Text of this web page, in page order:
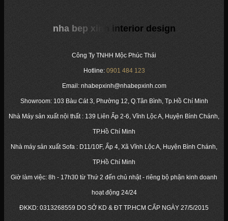
nha bep xinh interior design
Công Ty TNHH Mộc Phúc Thái
Hotline: 0901 484 123
Email: nhabepxinh@nhabepxinh.com
Showroom: 103 Bàu Cát 3, Phường 12, Q.Tân Bình, Tp.Hồ Chí Minh
Nhà Máy sản xuất nội thất : 139 Liên Ấp 2-6, Vĩnh Lộc A, Huyện Bình Chánh,
TP.Hồ Chí Minh
Nhà máy sản xuất Sofa : D11/10F, Ấp 4, Xã Vĩnh Lộc A, Huyện Bình Chánh,
TP.Hồ Chí Minh
Giờ làm việc: 8h - 17h30 từ Thứ 2 đến chủ nhật - riêng bộ phận kinh doanh
hoạt động 24/24
ĐKKD: 0313268559 DO SỞ KD & ĐT TP.HCM CẤP NGÀY 27/5/2015